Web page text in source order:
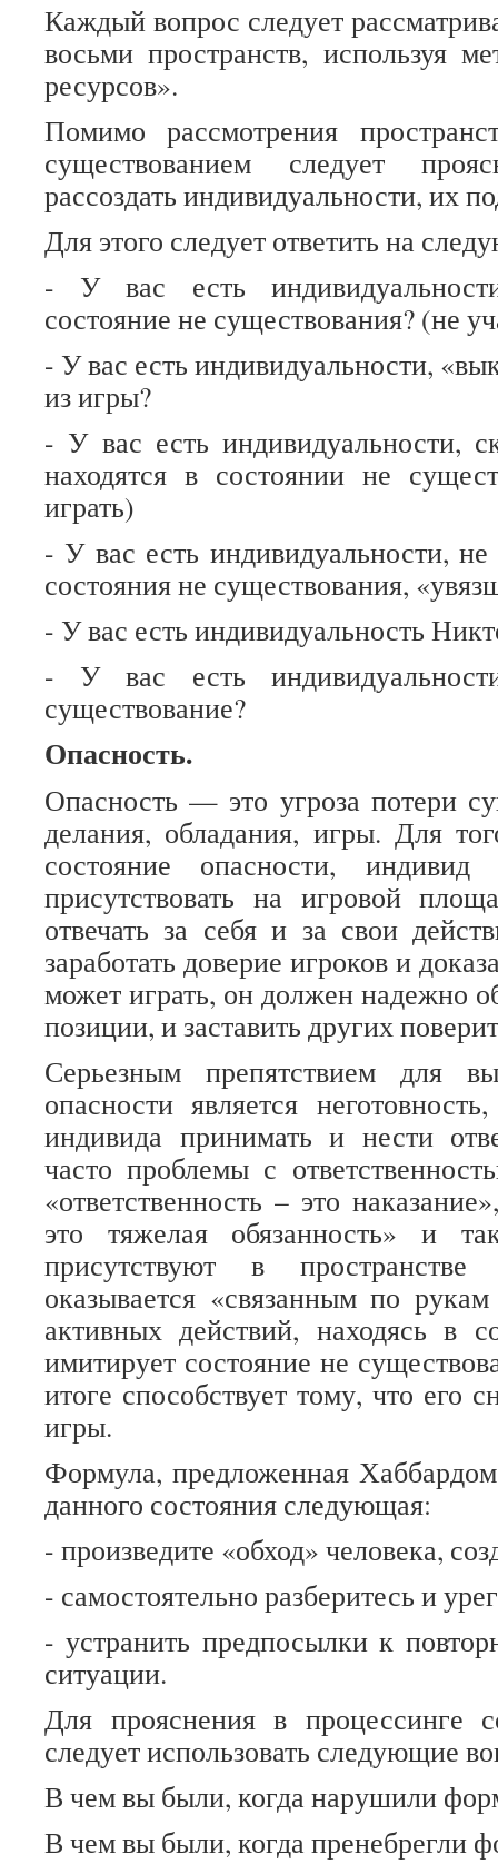
Каждый вопрос следует
восьми пространств, используя
ресурсов».
Помимо рассмотрения
существованием следует
рассоздать индивидуальности, их
Для этого следует ответить на
- У вас есть
состояние не существования? (не
- У вас есть индивидуальности,
из игры?
- У вас есть индивидуальности,
находятся в состоянии не
играть)
- У вас есть индивидуальности,
состояния не существования,
- У вас есть индивидуальность
- У вас есть
существование?
Опасность.
Опасность — это угроза потери
делания, обладания, игры. Для
состояние опасности,
присутствовать на игровой
отвечать за себя и за свои
заработать доверие игроков и
может играть, он должен надежно
позиции, и заставить других
Серьезным препятствием для
опасности является
индивида принимать и нести
часто проблемы с
«ответственность – это
это тяжелая обязанность» и
присутствуют в
оказывается «связанным по
активных действий, находясь в
имитирует состояние не
итоге способствует тому, что его
игры.
Формула, предложенная
данного состояния следующая:
- произведите «обход» человека,
- самостоятельно разберитесь и
- устранить предпосылки к
ситуации.
Для прояснения в процессинге
следует использовать следующие
В чем вы были, когда нарушили
В чем вы были, когда пренебрегли